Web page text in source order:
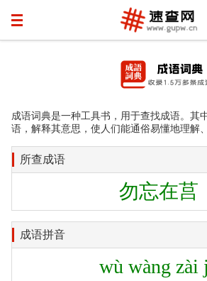
成语词典是一种工具书，用于查找成语。其
语，解释其意思，使人们能通俗易懂地理解
所查成语
勿忘在莒
成语拼音
wù wàng zài